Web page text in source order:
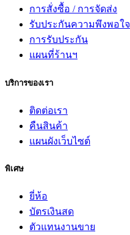
การสั่งซื้อ / การจัดส่ง
รับประกันความพึงพอใจ
การรับประกัน
แผนที่ร้านฯ
บริการของเรา
ติดต่อเรา
คืนสินค้า
แผนผังเว็บไซต์
พิเศษ
ยี่ห้อ
บัตรเงินสด
ตัวแทนงานขาย